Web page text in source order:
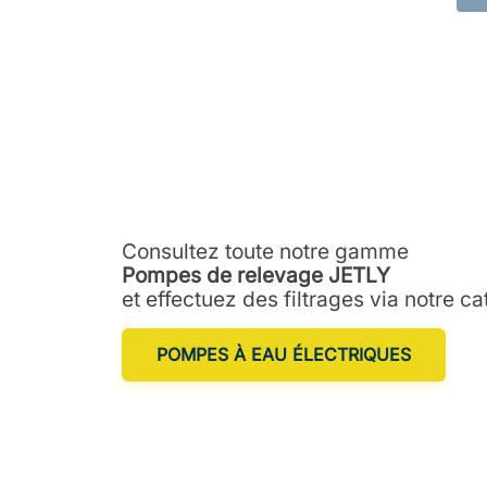
Consultez toute notre gamme
Pompes de relevage JETLY
et effectuez des filtrages via notre
POMPES À EAU ÉLECTRIQUES